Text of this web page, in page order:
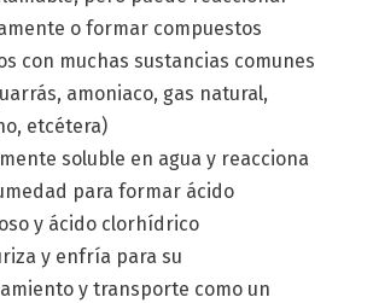
o formar compuestos
con muchas sustancias comunes
amoniaco, gas natural,
etcétera)
soluble en agua y reacciona
para formar ácido
y ácido clorhídrico
y enfría para su
y transporte como un